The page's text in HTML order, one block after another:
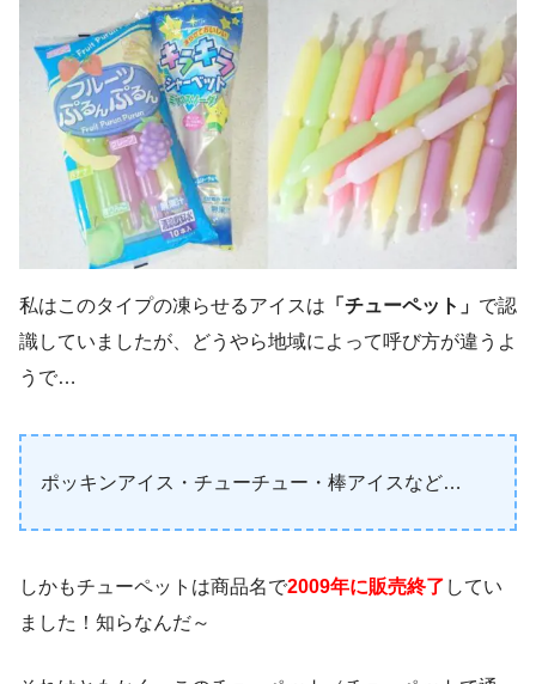
私はこのタイプの凍らせるアイスは 「チューペット」 で認
識していましたが、どうやら地域によって呼び方が違うよ
うで…
ポッキンアイス・チューチュー・棒アイスなど…
しかもチューペットは商品名で2009年に販売終了 してい
ました！知らなんだ～